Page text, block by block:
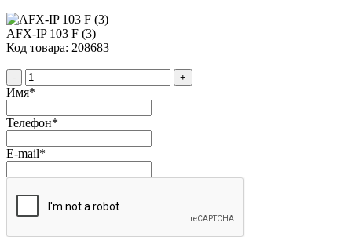
AFX-IP 103 F (3)
Код товара: 208683
- +
Имя*
Телефон*
E-mail*